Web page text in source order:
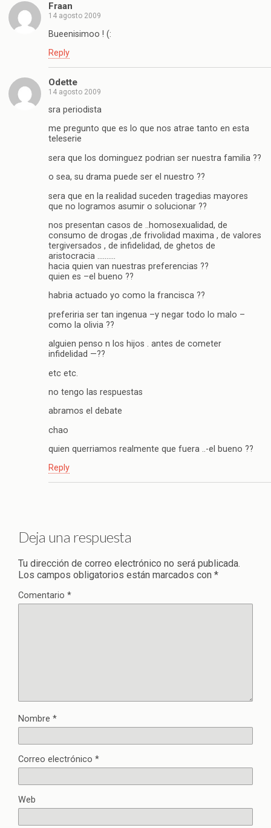
Fraan
14 agosto 2009
Bueenisimoo ! (:
Reply
Odette
14 agosto 2009
sra periodista
me pregunto que es lo que nos atrae tanto en esta
teleserie
sera que los dominguez podrian ser nuestra familia ??
o sea, su drama puede ser el nuestro ??
sera que en la realidad suceden tragedias mayores
que no logramos asumir o solucionar ??
nos presentan casos de ..homosexualidad, de
consumo de drogas ,de frivolidad maxima , de valores
tergiversados , de infidelidad, de ghetos de
aristocracia ……….
hacia quien van nuestras preferencias ??
quien es –el bueno ??
habria actuado yo como la francisca ??
preferiria ser tan ingenua –y negar todo lo malo –
como la olivia ??
alguien penso n los hijos . antes de cometer
infidelidad —??
etc etc.
no tengo las respuestas
abramos el debate
chao
quien querriamos realmente que fuera ..-el bueno ??
Reply
Deja una respuesta
Tu dirección de correo electrónico no será publicada.
Los campos obligatorios están marcados con *
Comentario *
Nombre *
Correo electrónico *
Web